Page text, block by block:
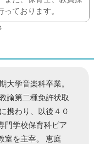
ております。
大学音楽科卒業。
諭第二種免許状取
携わり、以後４０
門学校保育科ピア
室を主宰。 恵庭